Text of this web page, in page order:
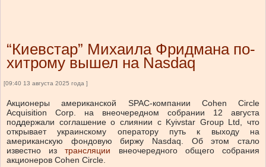
“Киевстар” Михаила Фридмана по-
хитрому вышел на Nasdaq
[09:40 13 августа 2025 года ]
Акционеры американской SPAC-компании Cohen Circle
Acquisition Corp. на внеочередном собрании 12 августа
поддержали соглашение о слиянии с Kyivstar Group Ltd, что
открывает украинскому оператору путь к выходу на
американскую фондовую биржу Nasdaq.
Об этом стало
известно изтрансляции внеочередного общего собрания
акционеров Cohen Circle.